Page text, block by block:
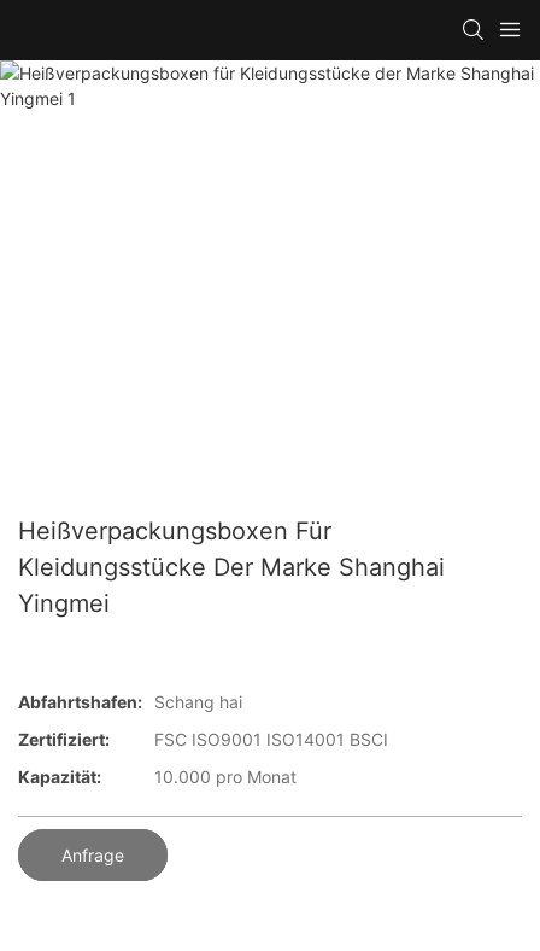
Heißverpackungsboxen Für
Kleidungsstücke Der Marke Shanghai
Yingmei
Abfahrtshafen:
Schang hai
Zertifiziert:
FSC ISO9001 ISO14001 BSCI
Kapazität:
10.000 pro Monat
Anfrage